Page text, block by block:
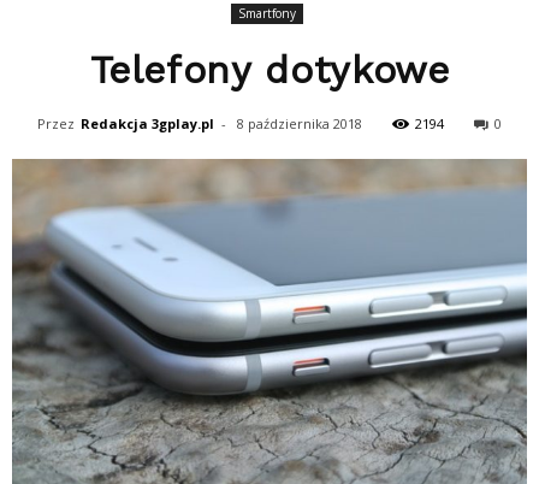
Smartfony
Telefony dotykowe
Przez Redakcja 3gplay.pl - 8 października 2018 2194 0